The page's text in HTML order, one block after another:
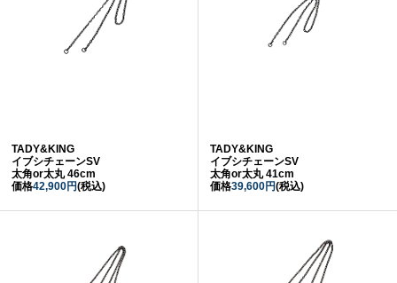
TADY&KING
イブシチェーンSV
太角or太丸 46cm
価格42,900円(税込)
TADY&KING
イブシチェーンSV
太角or太丸 41cm
価格39,600円(税込)